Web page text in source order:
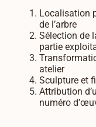
Localisation
de l’arbre
Sélection de
partie
atelier
Sculpture et
Attribution
numéro